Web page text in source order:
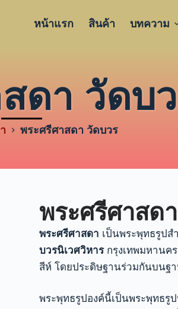
หน้าแรก สินค้า บทความ
ดา วัดบ
พระศรีศาสดา วัดบวร
พระศรีศาสดา
พระศรีศาสดา เป็นพระพุทธรูป
บวรนิเวศวิหารกรุงเทพมหานค
สีห์ โดยประดิษฐานร่วมกันบนฐ
พระพุทธรูปองค์นี้เป็นพระพุทธรู